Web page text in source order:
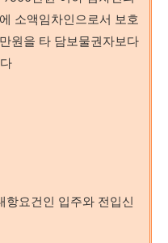
소액임차인으로서 보호
원을 타 담보물권자보다
항요건인 입주와 전입신